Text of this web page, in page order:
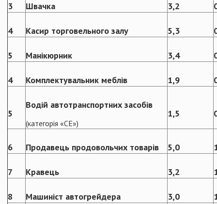
3 Швачка 3,2
4 Касир торговельного залу 5,3
5 Манікюрник 3,4
4 Комплектувальник меблів 1,9
5
Водій автотранспортних засобів
(категорія «СЕ»)
1,5
6 Продавець продовольчих товарів 5,0
7 Кравець 3,2
8 Машиніст автогрейдера 3,0